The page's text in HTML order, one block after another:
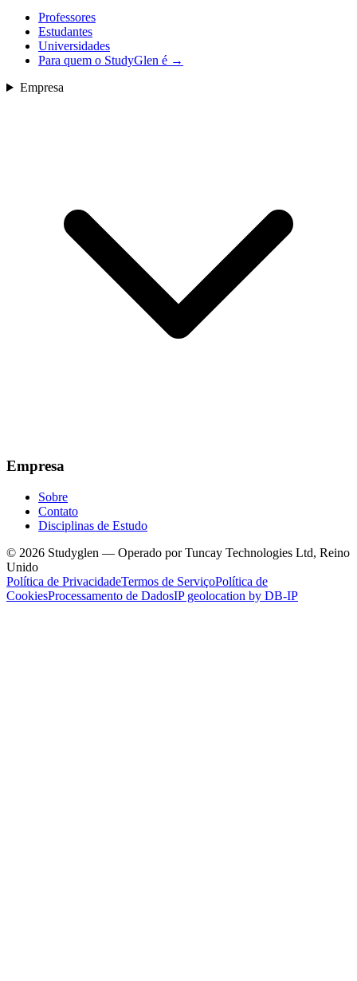
Professores
Estudantes
Universidades
Para quem o StudyGlen é →
Empresa
Empresa
Sobre
Contato
Disciplinas de Estudo
© 2026 Studyglen — Operado por Tuncay Technologies Ltd, Reino
Unido
Política de PrivacidadeTermos de ServiçoPolítica de
CookiesProcessamento de DadosIP geolocation by DB-IP